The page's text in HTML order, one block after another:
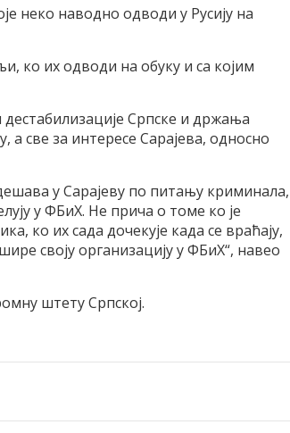
неко наводно одводи у Русију на
ко их одводи на обуку и са којим
Српске и држања
а све за интересе Сарајева, односно
у Сарајеву по питању криминала,
у ФБиХ. Не прича о томе ко је
ко их сада дочекује када се враћају,
своју организацију у ФБиХ“, навео
штету Српској.